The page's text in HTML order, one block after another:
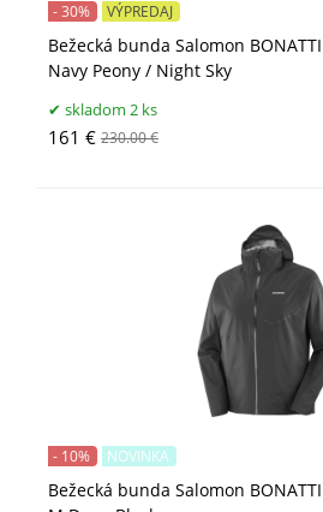
Bežecká bunda Salomon BONATTI
Navy Peony / Night Sky
- 30% VÝPREDAJ
skladom 2 ks
161 € 230.00 €
Bežecká bunda Salomon BONATTI
- 10% NOVINKA